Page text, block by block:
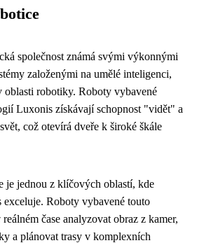
společnost známá svými výkonnými
založenými na umělé inteligenci,
oblasti robotiky. Roboty vybavené
Luxonis získávají schopnost "vidět" a
což otevírá dveře k široké škále
je jednou z klíčových oblastí, kde
Roboty vybavené touto
čase analyzovat obraz z kamer,
a plánovat trasy v komplexních